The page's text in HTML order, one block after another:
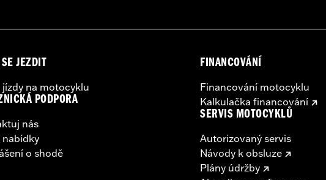
JEZDIT
jízdy na motocyklu
PODPORA
nás
nabídky
o shodě
FINANCOVÁNÍ
Financování motocyklu
Kalkulačka financování
SERVIS MOTOCYKLŮ
Autorizovaný servis
Návody k obsluze
Plány údržby